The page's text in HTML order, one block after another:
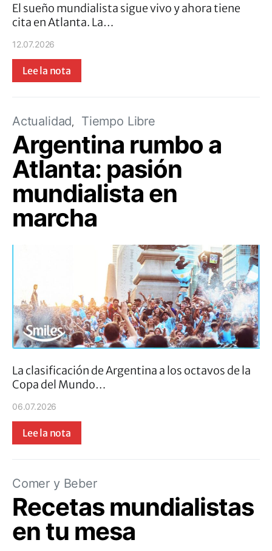
El sueño mundialista sigue vivo y ahora tiene
cita en Atlanta. La…
12.07.2026
Lee la nota
Actualidad Tiempo Libre
Argentina rumbo a
Atlanta: pasión
mundialista en
marcha
La clasificación de Argentina a los octavos de la
Copa del Mundo…
06.07.2026
Lee la nota
Comer y Beber
Recetas mundialistas
en tu mesa